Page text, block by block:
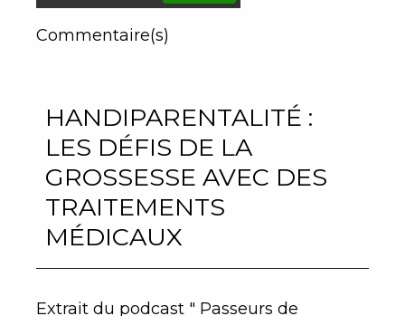
Commentaire(s)
HANDIPARENTALITÉ :
LES DÉFIS DE LA
GROSSESSE AVEC DES
TRAITEMENTS
MÉDICAUX
Extrait du podcast " Passeurs de